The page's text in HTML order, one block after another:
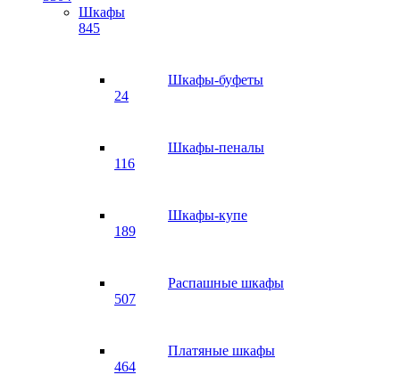
Шкафы
845
Шкафы-буфеты
24
Шкафы-пеналы
116
Шкафы-купе
189
Распашные шкафы
507
Платяные шкафы
464